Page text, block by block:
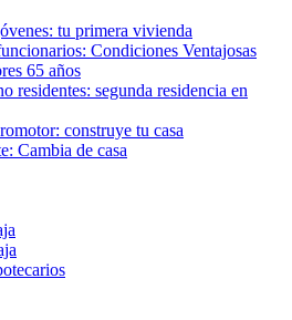
tu primera vivienda
Condiciones Ventajosas
65 años
residentes: segunda residencia en
construye tu casa
Cambia de casa